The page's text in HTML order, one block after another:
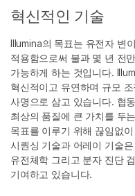
혁신적인 기술
Illumina의 목표는 유전자 변
적용함으로써 불과 몇 년 전
가능하게 하는 것입니다.
혁신적이고 유연하며 규모
사명으로 삼고 있습니다. 협
최상의 품질에 큰 가치를 두
목표를 이루기 위해 끊임없
시퀀싱 기술과 어레이 기술
유전체학 그리고 분자 진단
기여하고 있습니다.